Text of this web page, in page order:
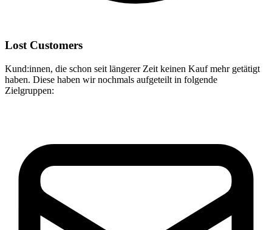
Lost Customers
Kund:innen, die schon seit längerer Zeit keinen Kauf mehr getätigt
haben. Diese haben wir nochmals aufgeteilt in folgende
Zielgruppen: